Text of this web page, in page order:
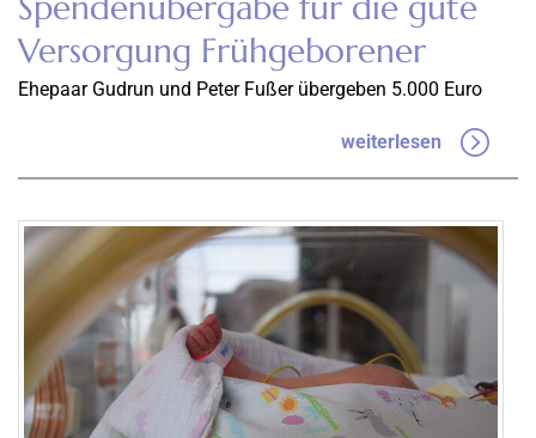
Versorgung Frühgeborener
Ehepaar Gudrun und Peter Fußer übergeben 5.000 Euro
weiterlesen